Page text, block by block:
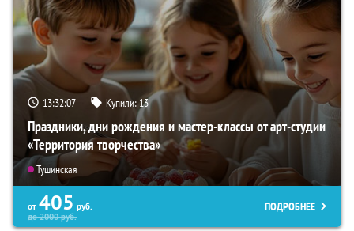
13:32:05 Купили: 13
Праздники, дни рождения и мастер-классы от арт-студии
«Территория творчества»
Тушинская
от 405 руб.
до2000руб.
ПОДРОБНЕЕ